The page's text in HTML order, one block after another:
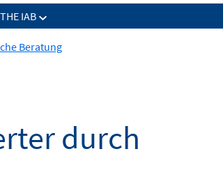
THE IAB
Beratung
durch